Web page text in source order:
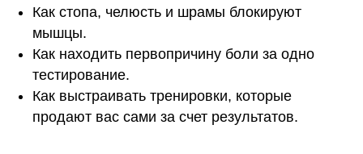
Как стопа, челюсть и шрамы блокируют
мышцы.
Как находить первопричину боли за одно
тестирование.
Как выстраивать тренировки, которые
продают вас сами за счет результатов.